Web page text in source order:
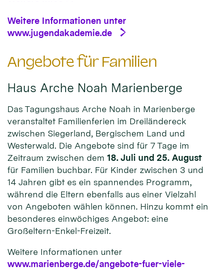
Weitere Informationen unter
www.jugendakademie.de
Angebote für Familien
Haus Arche Noah Marienberge
Das Tagungshaus Arche Noah in Marienberge
veranstaltet Familienferien im Dreiländereck
zwischen Siegerland, Bergischem Land und
Westerwald. Die Angebote sind für 7 Tage im
Zeitraum zwischen dem 18. Juli und 25. August
für Familien buchbar. Für Kinder zwischen 3 und
14 Jahren gibt es ein spannendes Programm,
während die Eltern ebenfalls aus einer Vielzahl
von Angeboten wählen können. Hinzu kommt ein
besonderes einwöchiges Angebot: eine
Großeltern-Enkel-Freizeit.
Weitere Informationen unter
www.marienberge.de/angebote-fuer-viele-